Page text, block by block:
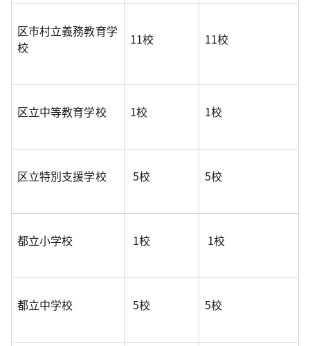
区市村立義務教育学
校
11校 11校
区立中等教育学校 1校 1校
区立特別支援学校 5校 5校
都立小学校 1校 1校
都立中学校 5校 5校